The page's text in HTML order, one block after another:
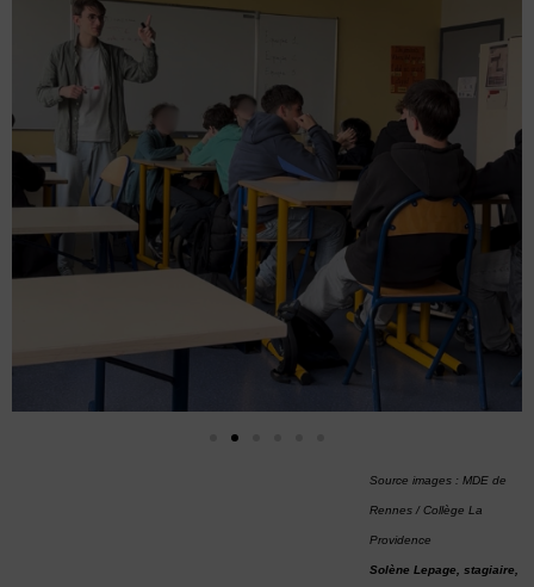
Source images : MDE de
Rennes / Collège La
Providence
Solène Lepage, stagiaire,